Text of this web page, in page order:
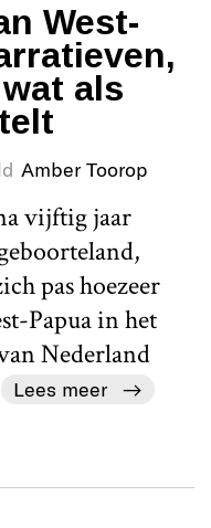
West-
als
Amber Toorop
vijftig jaar
pas hoezeer
Papua in het
Nederland
Lees meer